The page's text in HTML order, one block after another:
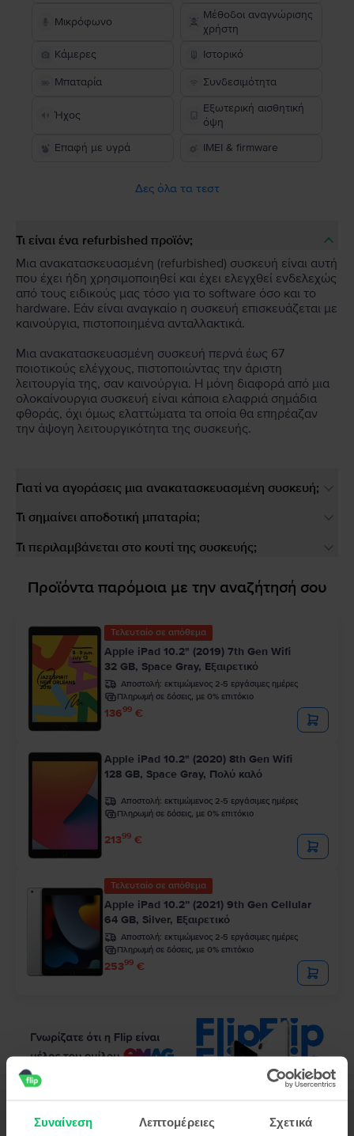
Συναίνεση Λεπτομέρειες Σχετικά
Μικρόφωνο
Μέθοδοι αναγνώρισης
χρήστη
Κάμερες
Ιστορικό
Μπαταρία Συνδεσιμότητα
Ήχος
Εξωτερική αισθητική
όψη
Επαφή με υγρά
IMEI & firmware
Δες όλα τα τεστ
Τι είναι ένα refurbished προϊόν;
Μια ανακατασκευασμένη (refurbished) συσκευή είναι αυτή
που έχει ήδη χρησιμοποιηθεί και έχει ελεγχθεί ενδελεχώς
από τους ειδικούς μας τόσο για το software όσο και το
hardware. Εάν είναι αναγκαίο η συσκευή επισκευάζεται με
καινούργια, πιστοποιημένα ανταλλακτικά.
Μια ανακατασκευασμένη συσκευή περνά έως 67
ποιοτικούς ελέγχους, πιστοποιώντας την άριστη
λειτουργία της, σαν καινούργια. Η μόνη διαφορά από μια
ολοκαίνουργια συσκευή είναι κάποια ελαφριά σημάδια
φθοράς, όχι όμως ελαττώματα τα οποία θα επηρέαζαν
την άψογη λειτουργικότητα της συσκευής.
Γιατί να αγοράσεις μια ανακατασκευασμένη συσκευή;
Τι σημαίνει αποδοτική μπαταρία;
Τι περιλαμβάνεται στο κουτί της συσκευής;
Προϊόντα παρόμοια με την αναζήτησή σου
Τελευταίο σε απόθεμα
Apple iPad 10.2" (2019) 7th Gen Wifi
32 GB, Space Gray, Εξαιρετικό
Αποστολή: εκτιμώμενος 2-5 εργάσιμες ημέρες
Πληρωμή σε δόσεις, με 0% επιτόκιο
13699 €
Apple iPad 10.2" (2020) 8th Gen Wifi
128 GB, Space Gray, Πολύ καλό
Αποστολή: εκτιμώμενος 2-5 εργάσιμες ημέρες
Πληρωμή σε δόσεις, με 0% επιτόκιο
21399 €
Τελευταίο σε απόθεμα
Apple iPad 10.2” (2021) 9th Gen Cellular
64 GB, Silver, Εξαιρετικό
Αποστολή: εκτιμώμενος 2-5 εργάσιμες ημέρες
Πληρωμή σε δόσεις, με 0% επιτόκιο
25399 €
Τάμπλετ Apple iPad Pro 2 11.0" (2020) 2nd Gen Wifi, 256 GB, Silver,